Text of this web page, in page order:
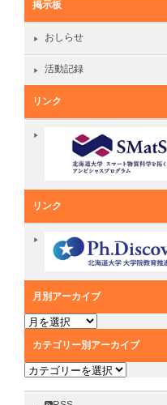
掲示板
おしらせ
活動記録
リンク
リンク
月別アーカイブ
月
ー
カ
カテゴリー別アーカイブ
カ